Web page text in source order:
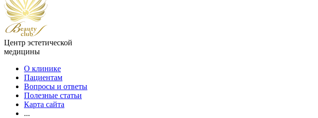
Центр эстетической
медицины
О клинике
Пациентам
Вопросы и ответы
Полезные статьи
Карта сайта
...